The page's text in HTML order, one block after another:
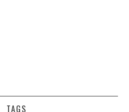
TAGS